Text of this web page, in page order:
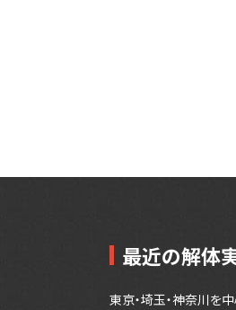
最近の解体
東京・埼玉・神奈川を